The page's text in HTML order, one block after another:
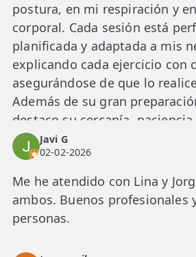
postura, en mi respiración y
corporal. Cada sesión está
planificada y adaptada a mis
explicando cada ejercicio con
asegurándose de que lo
Además de su gran
destaco su cercanía,
constante. Hace que cada
espacio de confianza y
transmitiendo seguridad y
momento. Sin duda, es una
excelente, totalmente
salud y el bienestar de sus
Recomiendo su trabajo al 100%
Javi G
02-02-2026
Me he atendido con Lina y
ambos. Buenos profesionales
personas.